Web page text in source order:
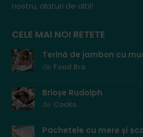
nostru, alaturi de altii!
CELE MAI NOI RETETE
Terină de jambon cu
de Food Bro
Brioșe Rudolph
de Cooks
Pachetele cu mere și